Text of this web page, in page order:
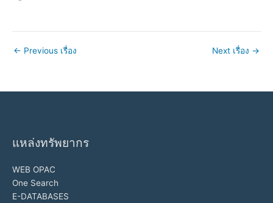
← Previous เรื่อง Next เรื่อง →
แหล่งทรัพยากร
WEB OPAC
One Search
E-DATABASES